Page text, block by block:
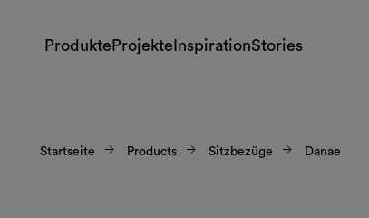
Produkte Projekte InspirationStories
Startseite Products Sitzbezüge Danae